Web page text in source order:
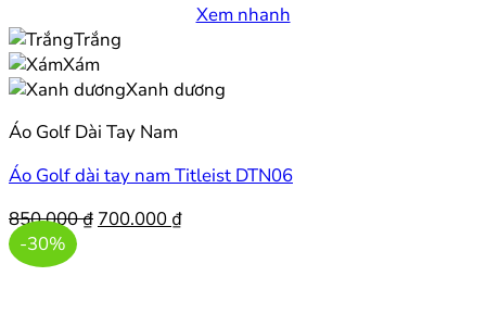
Xem nhanh
Trắng
Xám
Xanh dương
Áo Golf Dài Tay Nam
Áo Golf dài tay nam Titleist DTN06
850.000₫ Giá
700.000 ₫Giá
-30%